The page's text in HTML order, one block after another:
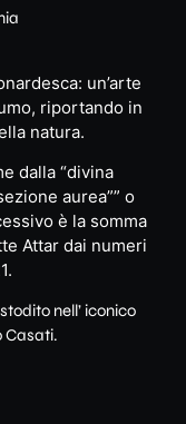
un’arte
riportando in
natura.
dalla “divina
aurea”” o
è la somma
Attar dai numeri
nell’ iconico
Casati.